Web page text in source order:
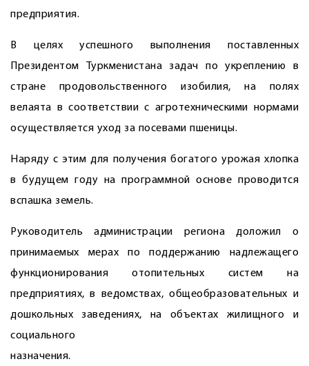
предприятия.
В целях успешного выполнения поставленных
Президентом Туркменистана задач по укреплению в
стране продовольственного изобилия, на полях
велаята в соответствии с агротехническими нормами
осуществляется уход за посевами пшеницы.
Наряду с этим для получения богатого урожая хлопка
в будущем году на программной основе проводится
вспашка земель.
Руководитель администрации региона доложил о
принимаемых мерах по поддержанию надлежащего
функционирования отопительных систем на
предприятиях, в ведомствах, общеобразовательных и
дошкольных заведениях, на объектах жилищного и
социального
назначения.